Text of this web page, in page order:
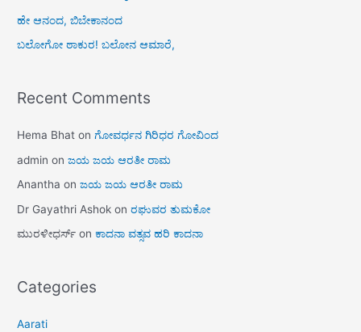
ಹೇ ಆನಂದ, ಬಿಬೇಕಾನಂದ
ಬಲೋಗೋ ಠಾಕುರ! ಬಲೋನ ಆಮಾರೆ,
Recent Comments
Hema Bhat onಗೋವರ್ಧನ ಗಿರಿಧರ ಗೋವಿಂದ
admin onಜಯ ಜಯ ಆರತೀ ರಾಮ
Anantha onಜಯ ಜಯ ಆರತೀ ರಾಮ
Dr Gayathri Ashok onರಘುವರ ತುಮಕೋ
ಮುರಳೀಧರ್ಸ್ onಕಾದನಾ ವತ್ಸವ ಹರಿ ಕಾದನಾ
Categories
Aarati